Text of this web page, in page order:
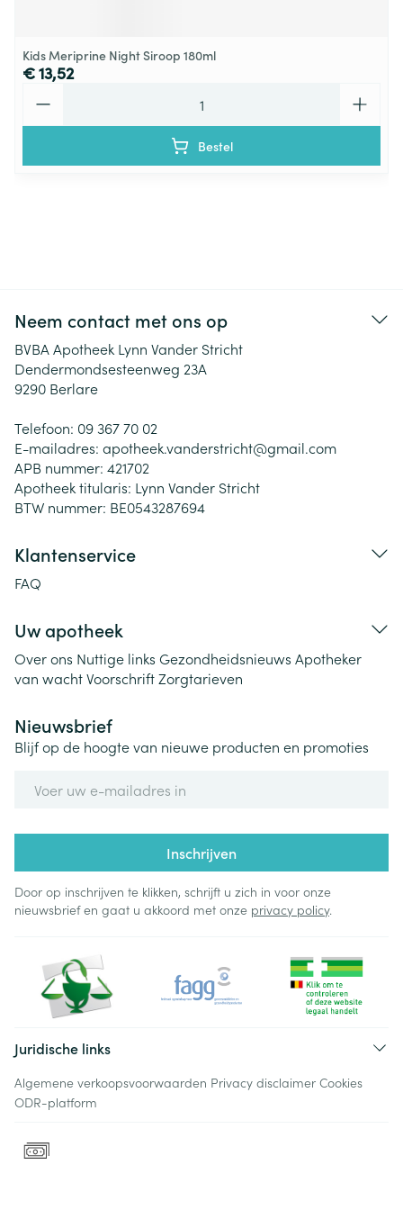
Kids Meriprine Night Siroop 180ml
€ 13,52
Bestel
Neem contact met ons op
BVBA Apotheek Lynn Vander Stricht
Dendermondsesteenweg 23A
9290 Berlare
Telefoon: 09 367 70 02
E-mailadres: apotheek.vanderstricht@gmail.com
APB nummer: 421702
Apotheek titularis: Lynn Vander Stricht
BTW nummer: BE0543287694
Klantenservice
FAQ
Uw apotheek
Over ons Nuttige links Gezondheidsnieuws Apotheker
van wachtVoorschriftZorgtarieven
Nieuwsbrief
Blijf op de hoogte van nieuwe producten en promoties
Inschrijven
Door op inschrijven te klikken, schrijft u zich in voor onze
nieuwsbrief en gaat u akkoord met onze privacy policy.
Juridische links
Algemene verkoopsvoorwaarden Privacy disclaimer Cookies
ODR-platform